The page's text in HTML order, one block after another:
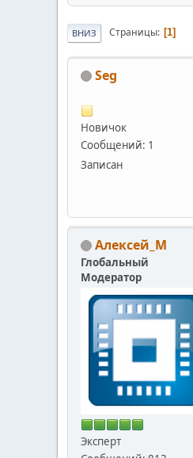
ВНИЗ Страницы 1
Seg
Новичок
Сообщений: 1
Записан
Алексей_М
Глобальный
Модератор
Эксперт